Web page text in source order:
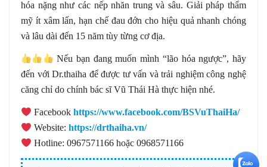
hóa nặng như các nếp nhăn trung và sâu. Giải pháp thẩm
mỹ ít xâm lấn, hạn chế đau đớn cho hiệu quả nhanh chóng
và lâu dài đến 15 năm tùy từng cơ địa.
Nếu bạn đang muốn mình “lão hóa ngược”, hãy
đến với Dr.thaiha để được tư vấn và trải nghiệm công nghệ
căng chỉ do chính bác sĩ Vũ Thái Hà thực hiện nhé.
Facebookhttps://www.facebook.com/BSVuThaiHa/
Website:https://drthaiha.vn/
Hotline: 0967571166 hoặc 0968571166
+5